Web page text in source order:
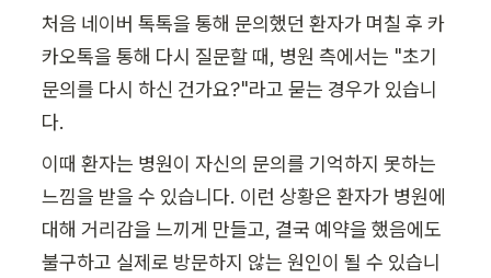
처음 네이버 톡톡을 통해 문의했던 환자가 며칠 후 카
카오톡을 통해 다시 질문할 때, 병원 측에서는 "초기
문의를 다시 하신 건가요?"라고 묻는 경우가 있습니
다.
이때 환자는 병원이 자신의 문의를 기억하지 못하는
느낌을 받을 수 있습니다. 이런 상황은 환자가 병원에
대해 거리감을 느끼게 만들고, 결국 예약을 했음에도
불구하고 실제로 방문하지 않는 원인이 될 수 있습니